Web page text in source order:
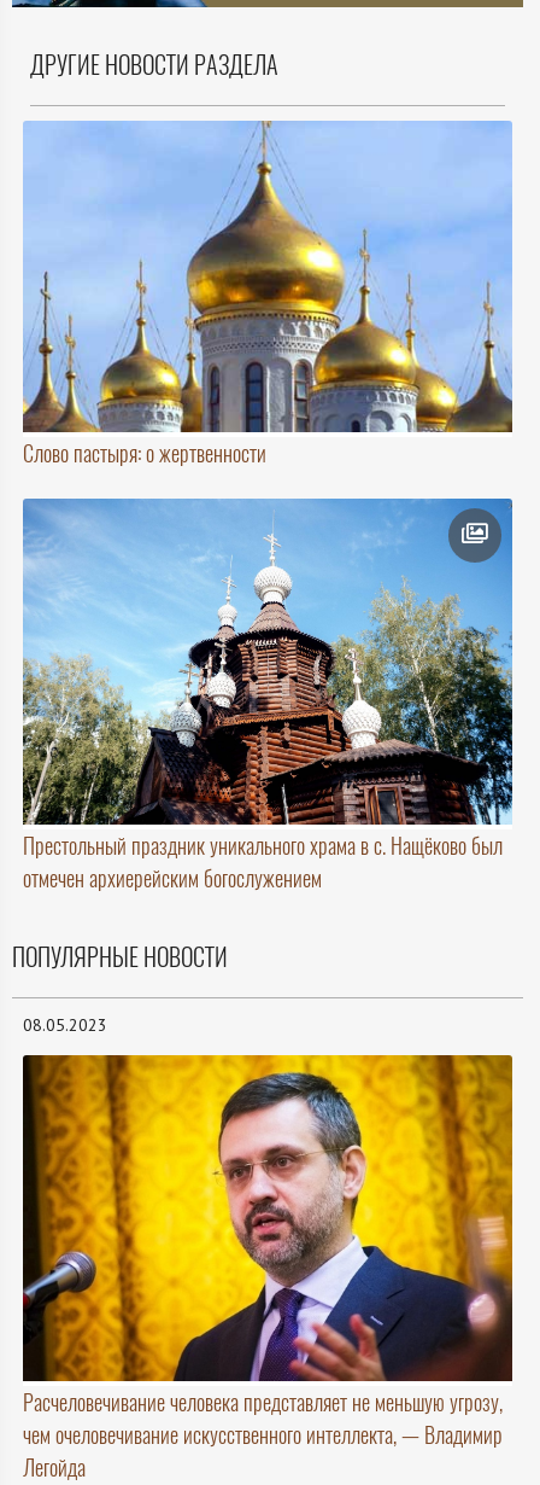
ДРУГИЕ НОВОСТИ РАЗДЕЛА
Слово пастыря: о жертвенности
Престольный праздник уникального храма в с. Нащёково был
отмечен архиерейским богослужением
ПОПУЛЯРНЫЕ НОВОСТИ
08.05.2023
Расчеловечивание человека представляет не меньшую угрозу,
чем очеловечивание искусственного интеллекта, — Владимир
Легойда